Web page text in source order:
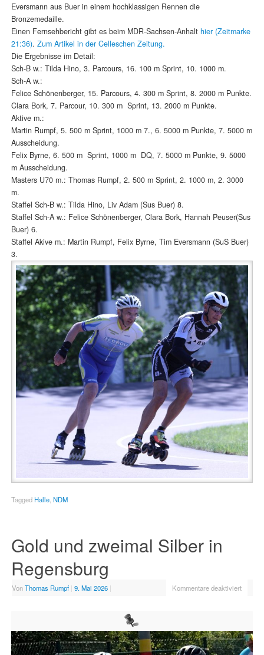
Eversmann aus Buer in einem hochklassigen Rennen die
Bronzemedaille.
Einen Fernsehbericht gibt es beim MDR-Sachsen-Anhalt hier (Zeitmarke
21:36). Zum Artikel in der Celleschen Zeitung.
Die Ergebnisse im Detail:
Sch-B w.: Tilda Hino, 3. Parcours, 16. 100 m Sprint, 10. 1000 m.
Sch-A w.:
Felice Schönenberger, 15. Parcours, 4. 300 m Sprint, 8. 2000 m Punkte.
Clara Bork, 7. Parcour, 10. 300 m Sprint, 13. 2000 m Punkte.
Aktive m.:
Martin Rumpf, 5. 500 m Sprint, 1000 m 7., 6. 5000 m Punkte, 7. 5000 m
Ausscheidung.
Felix Byrne, 6. 500 m Sprint, 1000 m DQ, 7. 5000 m Punkte, 9. 5000
m Ausscheidung.
Masters U70 m.: Thomas Rumpf, 2. 500 m Sprint, 2. 1000 m, 2. 3000
m.
Staffel Sch-B w.: Tilda Hino, Liv Adam (Sus Buer) 8.
Staffel Sch-A w.: Felice Schönenberger, Clara Bork, Hannah Peuser(Sus
Buer) 6.
Staffel Akive m.: Martin Rumpf, Felix Byrne, Tim Eversmann (SuS Buer)
3.
Tagged Halle, NDM
Gold und zweimal Silber in
Regensburg
VonThomas Rumpf | 9. Mai 2026 | Kommentare deaktiviert